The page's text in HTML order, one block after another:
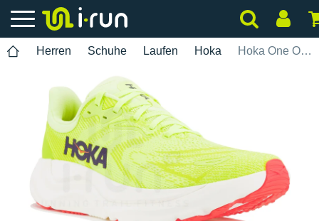
Herren Schuhe Laufen Hoka Hoka One One Arahi 8 Wide Herren